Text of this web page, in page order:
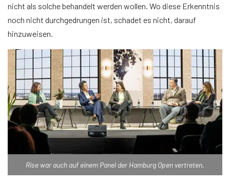
nicht als solche behandelt werden wollen. Wo diese Erkenntnis
noch nicht durchgedrungen ist, schadet es nicht, darauf
hinzuweisen.
Rise war auch auf einem Panel der Hamburg Open vertreten.